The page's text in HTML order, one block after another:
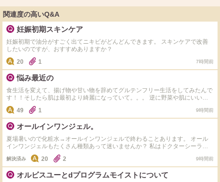
関連度の高いQ&A
妊娠初期スキンケア
妊娠初期で油分がすごく出てニキビがどんどんできます。 スキンケアで改善
したいのですが、おすすめありますか？
20
1 7時間前
悩み最近の
食生活を変えて、揚げ物や甘い物を辞めてグルテンフリー生活をしてみたんで
す！！そしたら肌は最初より綺麗になっていて。。。 逆に野菜や肌にいいも
のしか食べれず 揚げ物や小麦やお菓子や米、味が濃ゆい物が食べるのが怖く
なり、また食べたら増えるんじゃないかとか思って食べれなくて、どうしたら
いいでしょうか？ 皮膚科には通っていて生理前に出来るはしょうがないと思
ってるんですけど皆さんはどうしてますか？
49 1 9時間前
オールインワンジェル。
夏場暑いので化粧水→オールインワンジェルで終わることあります。 オール
インワンジェルもたくさん種類あって迷いませんか？ 私はドクターシーラボ
のセンシティブジェル敏感肌用を使用してます。 オススメのオールインワン
ジェルありますか？カルテHD、アクアレーベル、ちふれ、コラリッチ、マナ
ラは使ったことありなので。これ以外でオススメ教えて下さい。
解決済み 20 2 9時間前
オルビスユーとdプログラムモイストについて